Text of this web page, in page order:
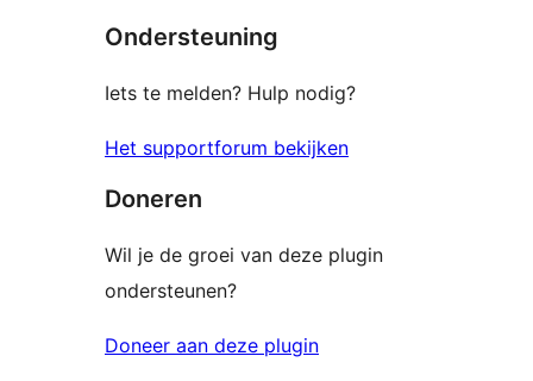
Ondersteuning
Iets te melden? Hulp nodig?
Het supportforum bekijken
Doneren
Wil je de groei van deze plugin
ondersteunen?
Doneer aan deze plugin